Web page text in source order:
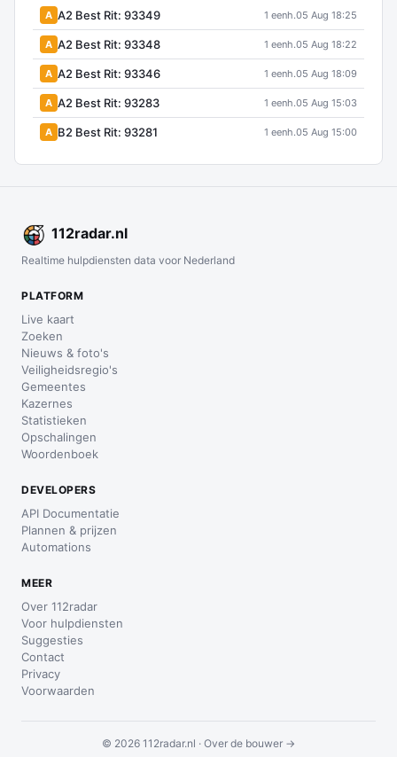
A A2 Best Rit: 93349 1 eenh.05 Aug 18:25
A A2 Best Rit: 93348 1 eenh.05 Aug 18:22
A A2 Best Rit: 93346 1 eenh.05 Aug 18:09
A A2 Best Rit: 93283 1 eenh.05 Aug 15:03
A B2 Best Rit: 93281 1 eenh.05 Aug 15:00
112radar.nl
Realtime hulpdiensten data voor Nederland
PLATFORM
Live kaart
Zoeken
Nieuws & foto's
Veiligheidsregio's
Gemeentes
Kazernes
Statistieken
Opschalingen
Woordenboek
DEVELOPERS
API Documentatie
Plannen & prijzen
Automations
MEER
Over 112radar
Voor hulpdiensten
Suggesties
Contact
Privacy
Voorwaarden
© 2026 112radar.nl · Over de bouwer →